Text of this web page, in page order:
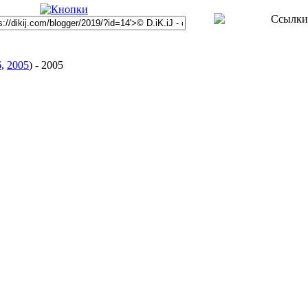
, 2005) - 2005